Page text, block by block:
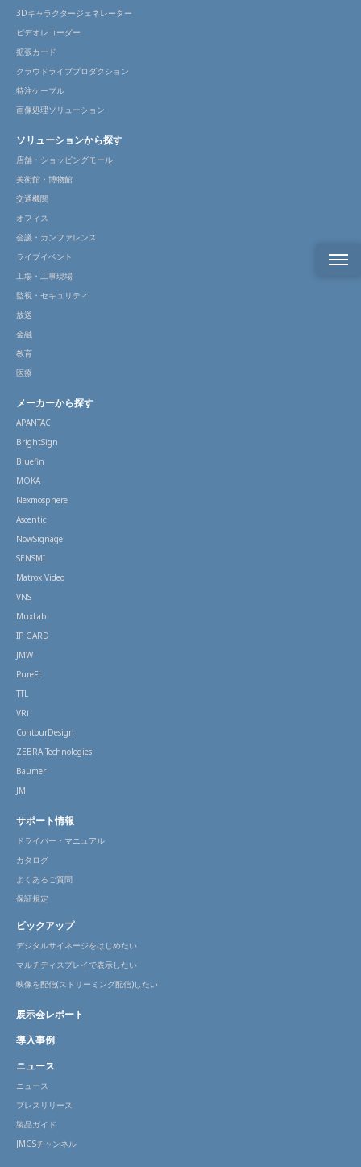
3Dキャラクタージェネレーター
ビデオレコーダー
拡張カード
クラウドライブプロダクション
特注ケーブル
画像処理ソリューション
ソリューションから探す
店舗・ショッピングモール
美術館・博物館
交通機関
オフィス
会議・カンファレンス
ライブイベント
工場・工事現場
監視・セキュリティ
放送
金融
教育
医療
メーカーから探す
APANTAC
BrightSign
Bluefin
MOKA
Nexmosphere
Ascentic
NowSignage
SENSMI
Matrox Video
VNS
MuxLab
IP GARD
JMW
PureFi
TTL
VRi
ContourDesign
ZEBRA Technologies
Baumer
JM
サポート情報
ドライバー・マニュアル
カタログ
よくあるご質問
保証規定
ピックアップ
デジタルサイネージをはじめたい
マルチディスプレイで表示したい
映像を配信(ストリーミング配信)したい
展示会レポート
導入事例
ニュース
ニュース
プレスリリース
製品ガイド
JMGSチャンネル